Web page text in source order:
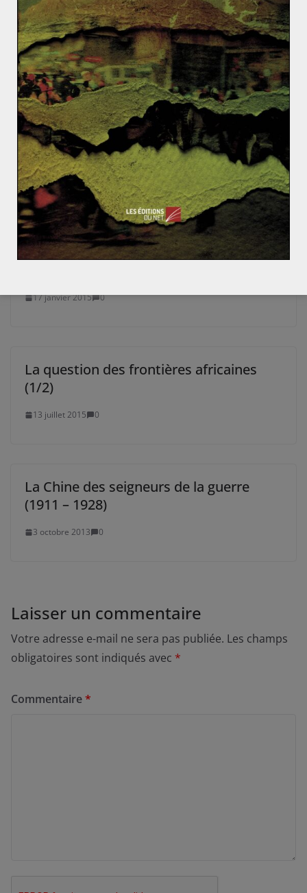
pas à se défaire. Il faudrait bien évidemment procéder
à une analyse plus spécifique des situations de chacun
de ces pays. On doit cependant rappeler que les
tensions frontalières et les rivalités historiques entre
les pays de l’Asie du Sud-est sont considérées par les
historiens et économistes comme autant de facteurs
qui ont mené à une « coopétition » qui règne dans la
région et contribue à accélérer la croissance des tigres.
Geopolitique – On brûle la « mauvaise Grèce »
L’Abkhazie donne des maux de tête à la Russie
17 janvier 2015 0
La question des frontières africaines
(1/2)
13 juillet 2015 0
La Chine des seigneurs de la guerre
(1911 – 1928)
3 octobre 2013 0
Laisser un commentaire
Votre adresse e-mail ne sera pas publiée. Les champs
obligatoires sont indiqués avec *
Commentaire*